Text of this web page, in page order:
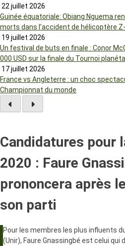
22 juillet 2026
Guinée équatoriale: Obiang Nguema
morts dans l’accident de hélicoptère
19 juillet 2026
Un festival de buts en finale : Conor
000 USD sur la finale du Tournoi
17 juillet 2026
France vs Angleterre : un choc
Championnat du monde
Candidatures pour
2020 : Faure
prononcera après
son parti
Pour les membres les plus influents
(Unir), Faure Gnassingbé est celui qui